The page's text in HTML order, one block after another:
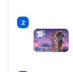
2